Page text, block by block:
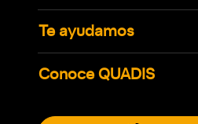
Te ayudamos
Conoce QUADIS